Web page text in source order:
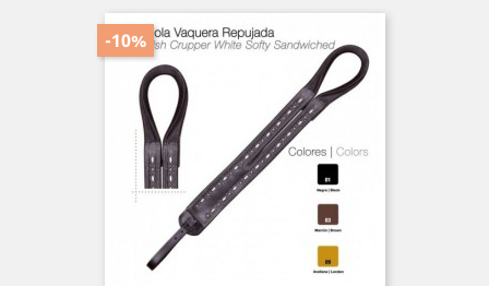
-10%